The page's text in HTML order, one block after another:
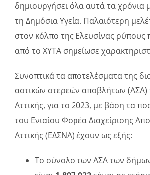
δημιουργήσει όλα αυτά τα χρόνια
τη Δημόσια Υγεία. Παλαιότερη
στον κόλπο της Ελευσίνας ρύπους
από το ΧΥΤΑ σημείωσε
Συνοπτικά τα αποτελέσματα της
αστικών στερεών αποβλήτων
Αττικής, για το 2023, με βάση τα
του Ενιαίου Φορέα Διαχείρισης
Αττικής (ΕΔΣΝΑ) έχουν ως εξής:
Το σύνολο των ΑΣΑ των δήμων